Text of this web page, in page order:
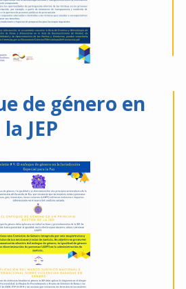
de género en
la JEP